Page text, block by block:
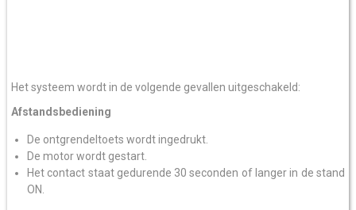
Het systeem wordt in de volgende gevallen uitgeschakeld:
Afstandsbediening
De ontgrendeltoets wordt ingedrukt.
De motor wordt gestart.
Het contact staat gedurende 30 seconden of langer in de stand
ON.